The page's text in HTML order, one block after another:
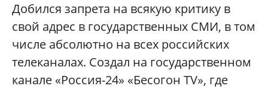
Добился запрета на всякую критику в
свой адрес в государственных СМИ, в том
числе абсолютно на всех российских
телеканалах. Создал на государственном
канале «Россия-24» «Бесогон TV», где